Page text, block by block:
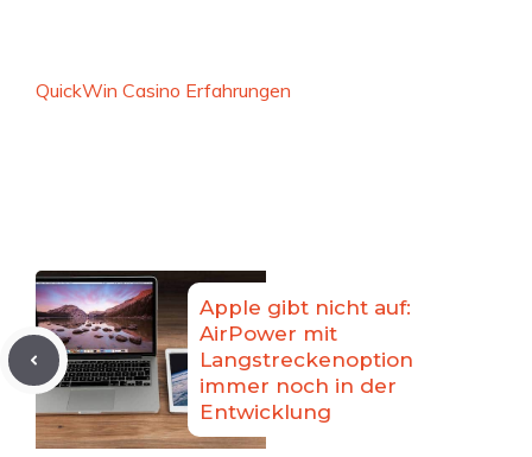
QuickWin Casino Erfahrungen
Apple gibt nicht auf:
AirPower mit
Langstreckenoption
immer noch in der
Entwicklung